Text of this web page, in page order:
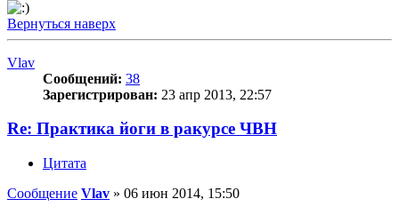
Вернуться наверх
Vlav
Сообщений: 38
Зарегистрирован: 23 апр 2013, 22:57
Re: Практика йоги в ракурсе ЧВН
Цитата
Сообщение Vlav » 06 июн 2014, 15:50